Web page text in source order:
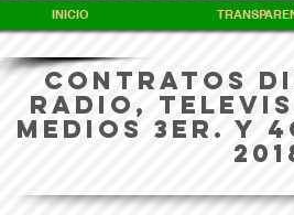
INICIO
CONTRATOS
RADIO,
MEDIOS 3er. y